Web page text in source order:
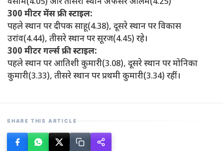
300 मीटर मेंस फ्री स्टाइल:
पहले स्थान पर दीपक साहू(4.38), दूसरे स्थान पर विकास
उरांव(4.44), तीसरे स्थान पर सूरज(4.45) रहे।
300 मीटर गर्ल्स फ्री स्टाइल:
पहले स्थान पर आतिशी कुमारी(3.08), दूसरे स्थान पर मोनिका
कुमारी(3.33), तीसरे स्थान पर प्रथमी कुमारी(3.34) रहीं।
SHARE THIS ARTICLE